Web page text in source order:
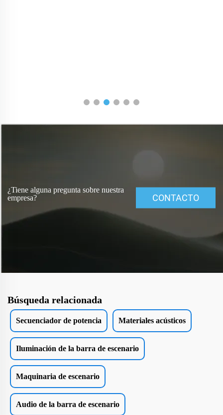
¿Tiene alguna pregunta sobre nuestra
empresa?
CONTACTO
Búsqueda relacionada
Secuenciador de potencia Materiales acústicos
Iluminación de la barra de escenario
Maquinaria de escenario
Audio de la barra de escenario